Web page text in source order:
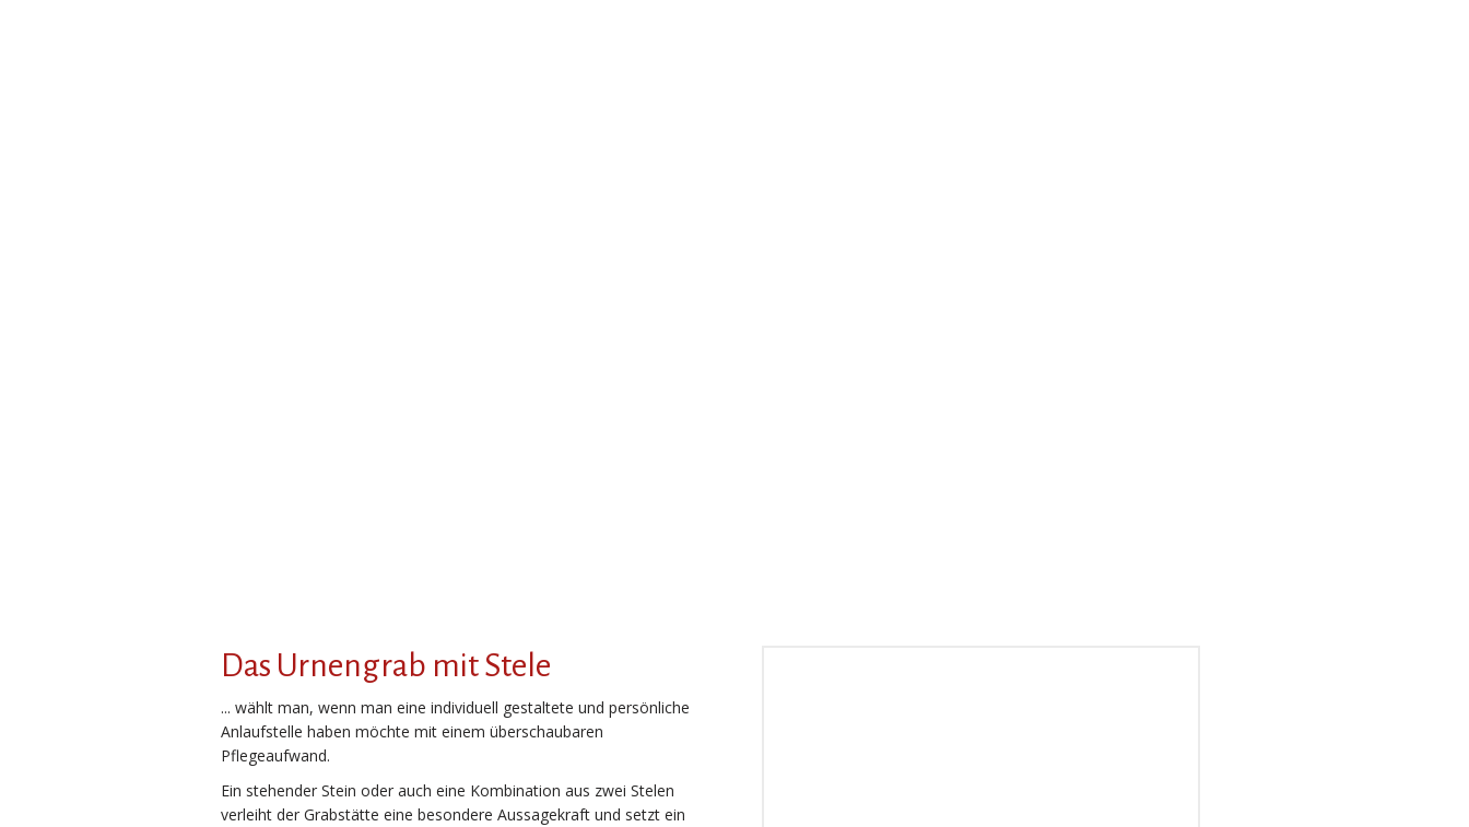
Das Urnengrab mit Stele
... wählt man, wenn man eine individuell gestaltete und persönliche
Anlaufstelle haben möchte mit einem überschaubaren
Pflegeaufwand.
Ein stehender Stein oder auch eine Kombination aus zwei Stelen
verleiht der Grabstätte eine besondere Aussagekraft und setzt ein